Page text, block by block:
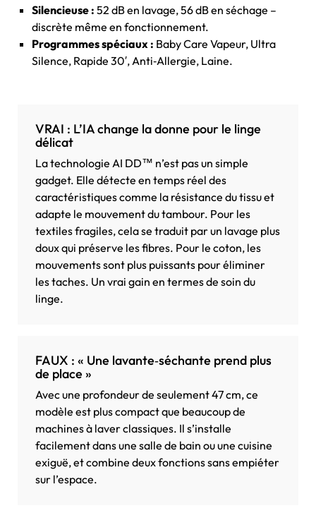
Silencieuse : 52 dB en lavage, 56 dB en séchage –
discrète même en fonctionnement.
Programmes spéciaux : Baby Care Vapeur, Ultra
Silence, Rapide 30′, Anti‑Allergie, Laine.
VRAI : L’IA change la donne pour le linge
délicat
La technologie AI DD™ n’est pas un simple
gadget. Elle détecte en temps réel des
caractéristiques comme la résistance du tissu et
adapte le mouvement du tambour. Pour les
textiles fragiles, cela se traduit par un lavage plus
doux qui préserve les fibres. Pour le coton, les
mouvements sont plus puissants pour éliminer
les taches. Un vrai gain en termes de soin du
linge.
FAUX : « Une lavante‑séchante prend plus
de place »
Avec une profondeur de seulement 47 cm, ce
modèle est plus compact que beaucoup de
machines à laver classiques. Il s’installe
facilement dans une salle de bain ou une cuisine
exiguë, et combine deux fonctions sans empiéter
sur l’espace.